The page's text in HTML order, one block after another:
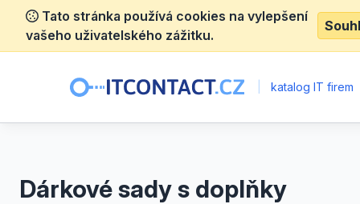
Tato stránka používá cookies na vylepšení
vašeho uživatelského zážitku.
katalog IT firem
Dárkové sady s doplňky